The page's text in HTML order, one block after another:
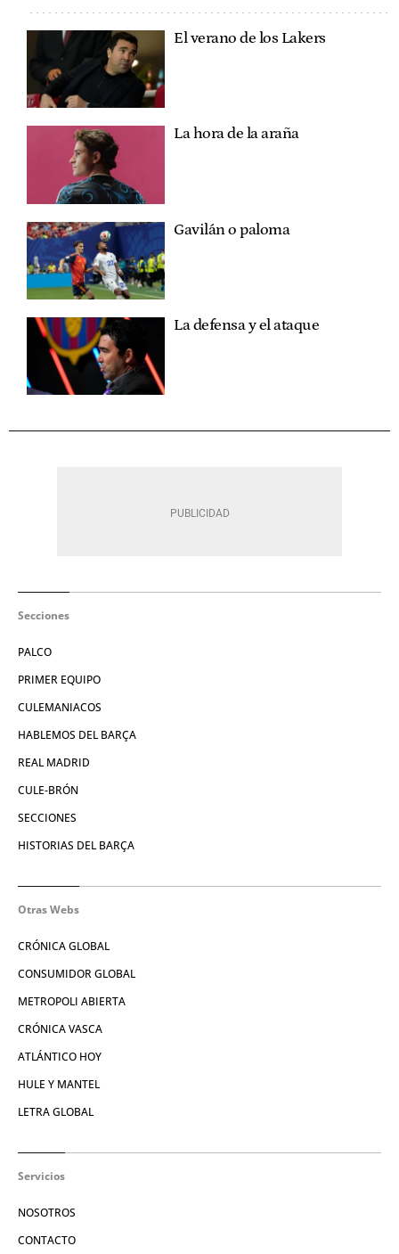
El verano de los Lakers
La hora de la araña
Gavilán o paloma
La defensa y el ataque
Secciones
PALCO
PRIMER EQUIPO
CULEMANIACOS
HABLEMOS DEL BARÇA
REAL MADRID
CULE-BRÓN
SECCIONES
HISTORIAS DEL BARÇA
Otras Webs
CRÓNICA GLOBAL
CONSUMIDOR GLOBAL
METROPOLI ABIERTA
CRÓNICA VASCA
ATLÁNTICO HOY
HULE Y MANTEL
LETRA GLOBAL
Servicios
NOSOTROS
CONTACTO